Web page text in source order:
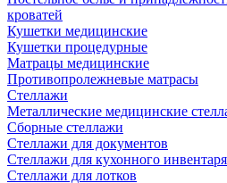
кроватей
Кушетки медицинские
Кушетки процедурные
Матрацы медицинские
Противопролежневые матрасы
Стеллажи
Металлические медицинские
Сборные стеллажи
Стеллажи для документов
Стеллажи для кухонного инвентаря
Стеллажи для лотков